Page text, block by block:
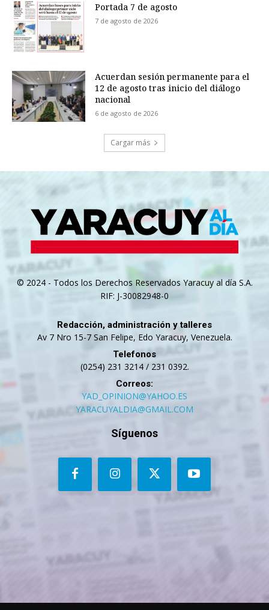
Portada 7 de agosto
7 de agosto de 2026
Acuerdan sesión permanente para el
12 de agosto tras inicio del diálogo
nacional
6 de agosto de 2026
Cargar más
© 2024 - Todos los Derechos Reservados Yaracuy al día S.A.
RIF: J-30082948-0
Redacción, administración y talleres
Av 7 Nro 15-7 San Felipe, Edo Yaracuy, Venezuela.
Telefonos
(0254) 231 3214 / 231 0392.
Correos:
YAD_OPINION@YAHOO.ES
YARACUYALDIA@GMAIL.COM
Síguenos